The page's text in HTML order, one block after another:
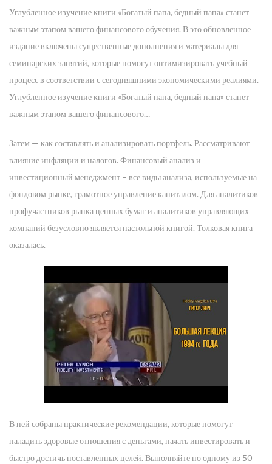
Углубленное изучение книги «Богатый папа, бедный папа» станет
важным этапом вашего финансового обучения. В это обновленное
издание включены существенные дополнения и материалы для
семинарских занятий, которые помогут оптимизировать учебный
процесс в соответствии с сегодняшними экономическими реалиями.
Углубленное изучение книги «Богатый папа, бедный папа» станет
важным этапом вашего финансового…
Затем — как составлять и анализировать портфель. Рассматривают
влияние инфляции и налогов. Финансовый анализ и
инвестиционный менеджмент – все виды анализа, используемые на
фондовом рынке, грамотное управление капиталом. Для аналитиков
профучастников рынка ценных бумаг и аналитиков управляющих
компаний безусловно является настольной книгой. Толковая книга
оказалась.
В ней собраны практические рекомендации, которые помогут
наладить здоровые отношения с деньгами, начать инвестировать и
быстро достичь поставленных целей. Выполняйте по одному из 50